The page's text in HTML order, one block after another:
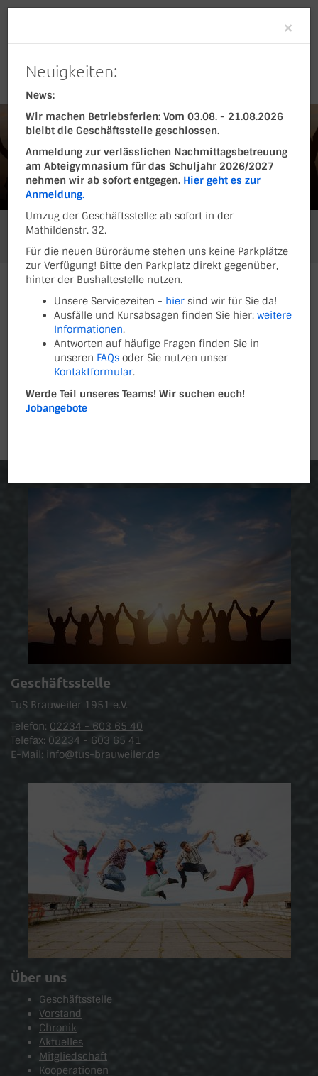
Sie befinden sich hier:
SPORTANGEBOTE AUF
EINEN BLICK
Geschäftsstelle
TuS Brauweiler 1951 e.V.
Telefon: 02234 - 603 65 40
Telefax: 02234 - 603 65 41
E-Mail: info@tus-brauweiler.de
Über uns
Geschäftsstelle
Vorstand
Chronik
Aktuelles
Mitgliedschaft
Kooperationen
×
Neuigkeiten:
News:
Wir machen Betriebsferien: Vom 03.08. - 21.08.2026
bleibt die Geschäftsstelle geschlossen.
Anmeldung zur verlässlichen Nachmittagsbetreuung
am Abteigymnasium für das Schuljahr 2026/2027
nehmen wir ab sofort entgegen. Hier geht es zur
Anmeldung.
Umzug der Geschäftsstelle: ab sofort in der
Mathildenstr. 32.
Für die neuen Büroräume stehen uns keine Parkplätze
zur Verfügung! Bitte den Parkplatz direkt gegenüber,
hinter der Bushaltestelle nutzen.
Unsere Servicezeiten - hier sind wir für Sie da!
Ausfälle und Kursabsagen finden Sie hier: weitere
Informationen.
Antworten auf häufige Fragen finden Sie in
unseren FAQs oder Sie nutzen unser
Kontaktformular.
Werde Teil unseres Teams! Wir suchen euch!
Jobangebote